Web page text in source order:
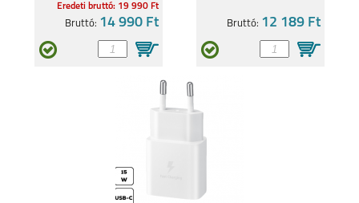
Eredeti bruttó: 19 990 Ft
Bruttó: 14 990 Ft Bruttó: 12 189 Ft